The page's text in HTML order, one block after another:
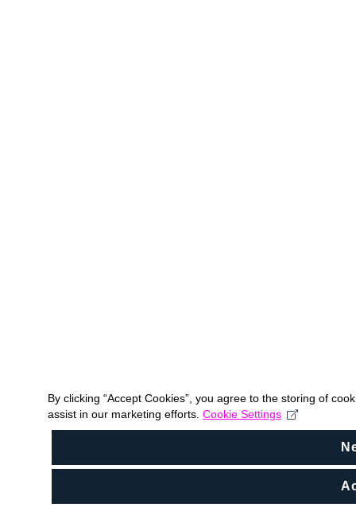
By clicking “Accept Cookies”, you agree to the storing of
assist in our marketing efforts. Cookie Settings